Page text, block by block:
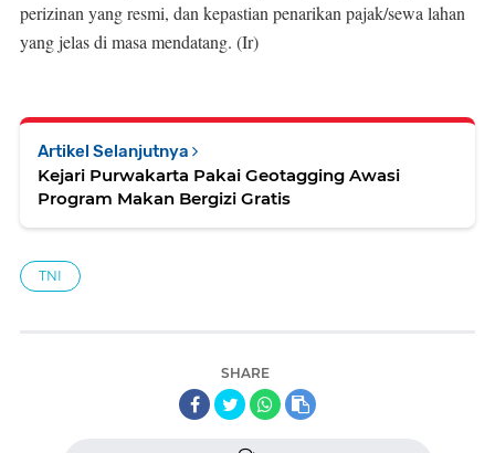
perizinan yang resmi, dan kepastian penarikan pajak/sewa lahan
yang jelas di masa mendatang. (Ir)
Artikel Selanjutnya
Kejari Purwakarta Pakai Geotagging Awasi
Program Makan Bergizi Gratis
TNI
SHARE